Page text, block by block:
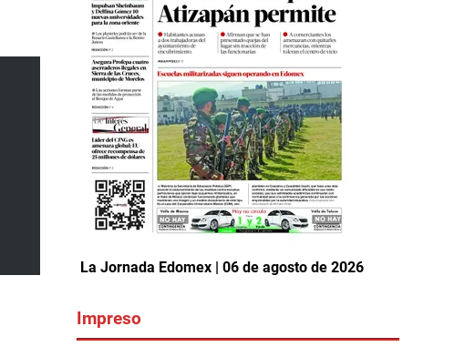
La Jornada Edomex | 06 de agosto de 2026
Impreso